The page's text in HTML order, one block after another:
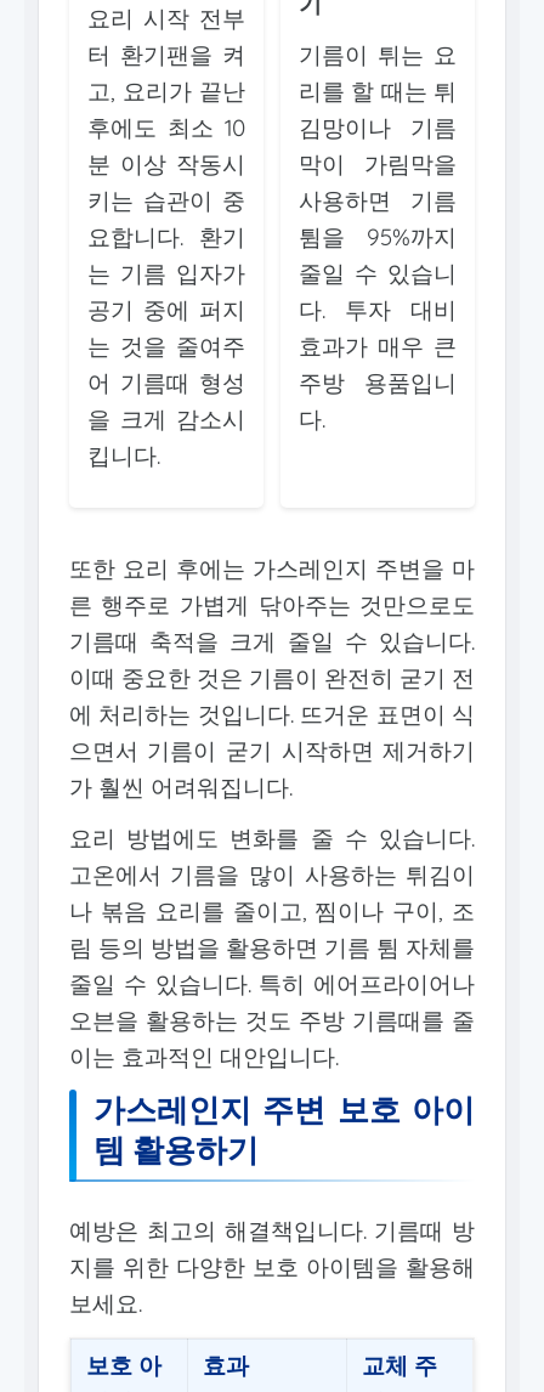
요리 시작 전부
터 환기팬을 켜
고, 요리가 끝난
후에도 최소 10
분 이상 작동시
키는 습관이 중
요합니다. 환기
는 기름 입자가
공기 중에 퍼지
는 것을 줄여주
어 기름때 형성
을 크게 감소시
킵니다.
기름이 튀는 요
리를 할 때는 튀
김망이나 기름
막이 가림막을
사용하면 기름
튐을 95%까지
줄일 수 있습니
다. 투자 대비
효과가 매우 큰
주방 용품입니
다.
또한 요리 후에는 가스레인지 주변을 마
른 행주로 가볍게 닦아주는 것만으로도
기름때 축적을 크게 줄일 수 있습니다.
이때 중요한 것은 기름이 완전히 굳기 전
에 처리하는 것입니다. 뜨거운 표면이 식
으면서 기름이 굳기 시작하면 제거하기
가 훨씬 어려워집니다.
요리 방법에도 변화를 줄 수 있습니다.
고온에서 기름을 많이 사용하는 튀김이
나 볶음 요리를 줄이고, 찜이나 구이, 조
림 등의 방법을 활용하면 기름 튐 자체를
줄일 수 있습니다. 특히 에어프라이어나
오븐을 활용하는 것도 주방 기름때를 줄
이는 효과적인 대안입니다.
가스레인지 주변 보호 아이
템 활용하기
예방은 최고의 해결책입니다. 기름때 방
지를 위한 다양한 보호 아이템을 활용해
보세요.
보호 아
효과
교체 주